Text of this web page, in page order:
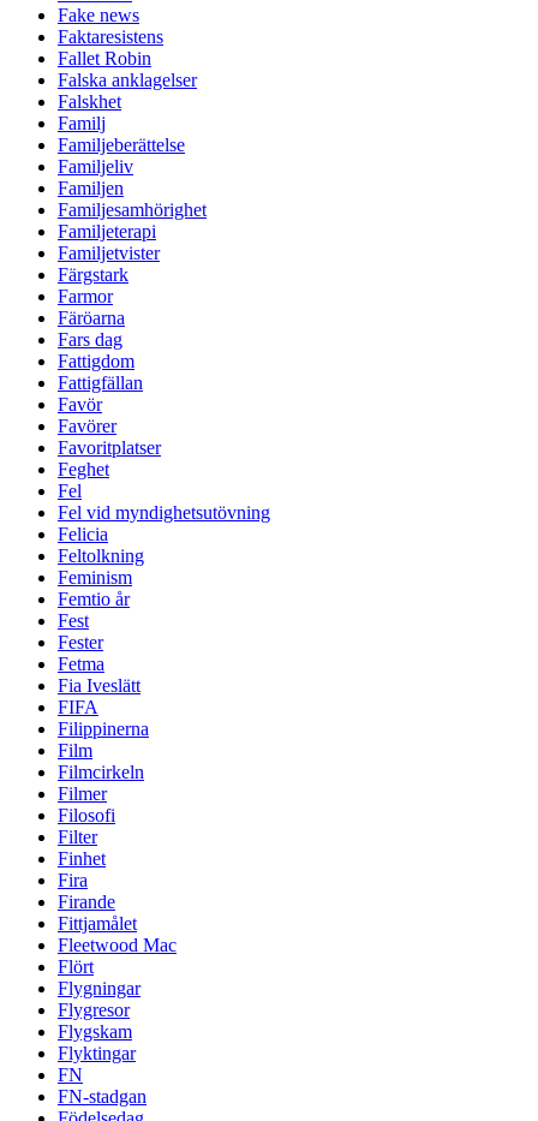
Fake news
Faktaresistens
Fallet Robin
Falska anklagelser
Falskhet
Familj
Familjeberättelse
Familjeliv
Familjen
Familjesamhörighet
Familjeterapi
Familjetvister
Färgstark
Farmor
Färöarna
Fars dag
Fattigdom
Fattigfällan
Favör
Favörer
Favoritplatser
Feghet
Fel
Fel vid myndighetsutövning
Felicia
Feltolkning
Feminism
Femtio år
Fest
Fester
Fetma
Fia Iveslätt
FIFA
Filippinerna
Film
Filmcirkeln
Filmer
Filosofi
Filter
Finhet
Fira
Firande
Fittjamålet
Fleetwood Mac
Flört
Flygningar
Flygresor
Flygskam
Flyktingar
FN
FN-stadgan